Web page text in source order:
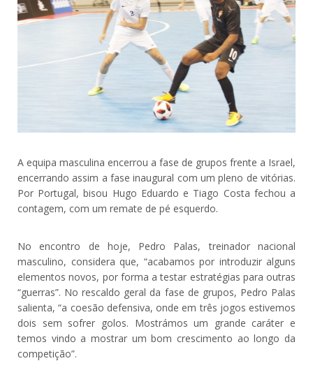
A equipa masculina encerrou a fase de grupos frente a Israel,
encerrando assim a fase inaugural com um pleno de vitórias.
Por Portugal, bisou Hugo Eduardo e Tiago Costa fechou a
contagem, com um remate de pé esquerdo.
No encontro de hoje, Pedro Palas, treinador nacional
masculino, considera que, “acabamos por introduzir alguns
elementos novos, por forma a testar estratégias para outras
“guerras”. No rescaldo geral da fase de grupos, Pedro Palas
salienta, “a coesão defensiva, onde em três jogos estivemos
dois sem sofrer golos. Mostrámos um grande caráter e
temos vindo a mostrar um bom crescimento ao longo da
competição”.